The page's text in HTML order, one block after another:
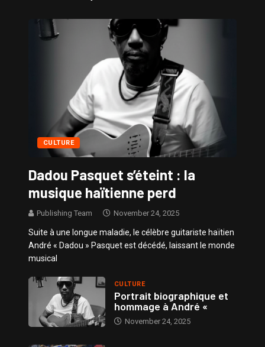
Sissy – Confidences de Stars
CULTURE
Dadou Pasquet s’éteint : la
musique haïtienne perd
Publishing Team November 24, 2025
Suite à une longue maladie, le célèbre guitariste haïtien
André « Dadou » Pasquet est décédé, laissant le monde
musical
CULTURE
Portrait biographique et
hommage à André «
November 24, 2025